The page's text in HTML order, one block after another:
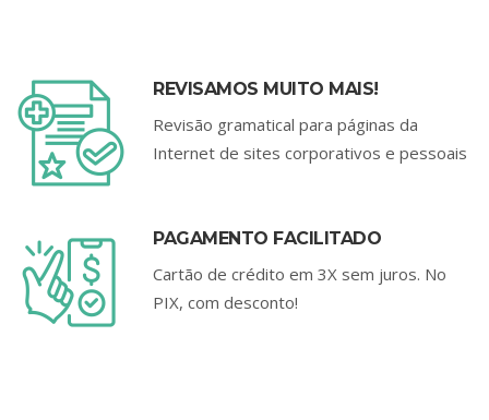
REVISAMOS MUITO MAIS!
Revisão gramatical para páginas da
Internet de sites corporativos e pessoais
PAGAMENTO FACILITADO
Cartão de crédito em 3X sem juros. No
PIX, com desconto!